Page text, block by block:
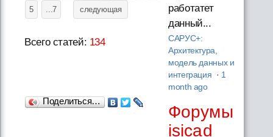
5 ...7 следующая
Всего статей: 134
Поделиться…
работатет
данный...
САРУС+:
Архитектура,
модель данных и
интеграция · 1
month ago
Форумы
isicad